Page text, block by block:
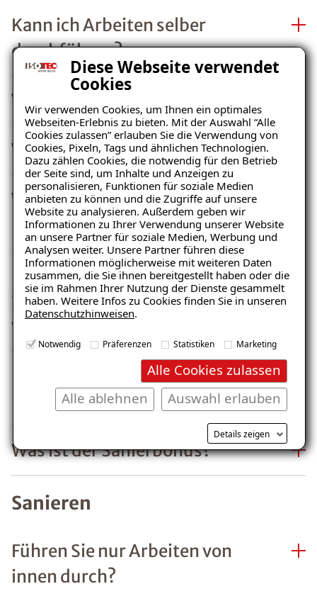
Diese Webseite verwendet
Cookies
Wir verwenden Cookies, um Ihnen ein optimales
Webseiten-Erlebnis zu bieten. Mit der Auswahl “Alle
Cookies zulassen” erlauben Sie die Verwendung von
Cookies, Pixeln, Tags und ähnlichen Technologien.
Dazu zählen Cookies, die notwendig für den Betrieb
der Seite sind, um Inhalte und Anzeigen zu
personalisieren, Funktionen für soziale Medien
anbieten zu können und die Zugriffe auf unsere
Website zu analysieren. Außerdem geben wir
Informationen zu Ihrer Verwendung unserer Website
an unsere Partner für soziale Medien, Werbung und
Analysen weiter. Unsere Partner führen diese
Informationen möglicherweise mit weiteren Daten
zusammen, die Sie ihnen bereitgestellt haben oder die
sie im Rahmen Ihrer Nutzung der Dienste gesammelt
haben. Weitere Infos zu Cookies finden Sie in unseren
Datenschutzhinweisen.
Notwendig Präferenzen Statistiken Marketing
Alle Cookies zulassen
Auswahl erlauben
Alle ablehnen
Details zeigen
Kann ich Arbeiten selber
durchführen?
Wer plant die Sanierung?
Wie lange planen Sie?
Was verstehen Sie unter
Planen?
Kann die Versicherung das
Sanierungsunternehmen
vorschreiben?
Fallen Ihre Sanierungen in ein
KfW-Förderprogramm?
Was ist der Sanierbonus?
Sanieren
Führen Sie nur Arbeiten von
innen durch?